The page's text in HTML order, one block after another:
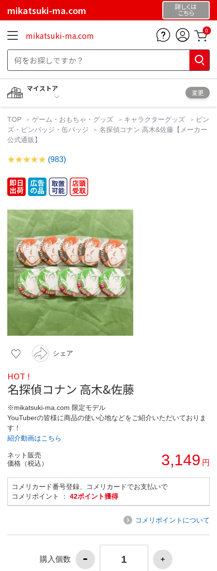
mikatsuki-ma.com 詳しくは
こちら
mikatsuki-ma.com 0
マイストア
変更
TOP ゲーム・おもちゃ・グッズ キャラクターグッズ
ピン
ズ・ピンバッジ・缶バッジ
名探偵コナン 高木&佐藤【メーカー
公式通販】
(983)
シェア
HOT !
名探偵コナン 高木&佐藤
※mikatsuki-ma.com 限定モデル
YouTuberの皆様に商品の使い心地などをご紹介いただいておりま
す！
紹介動画はこちら
ネット販売
価格（税込）
3,149 円
コメリカード番号登録、コメリカードでお支払いで
コメリポイント ： 42ポイント獲得
コメリポイントについて
購入個数